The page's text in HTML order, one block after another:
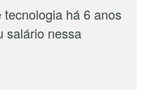
tecnologia há 6 anos
salário nessa